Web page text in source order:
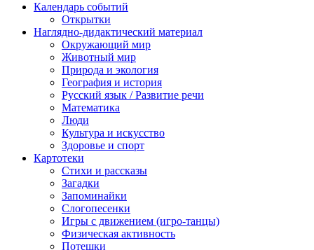
Календарь событий
Открытки
Наглядно-дидактический материал
Окружающий мир
Животный мир
Природа и экология
География и история
Русский язык / Развитие речи
Математика
Люди
Культура и искусство
Здоровье и спорт
Картотеки
Стихи и рассказы
Загадки
Запоминайки
Слогопесенки
Игры с движением (игро-танцы)
Физическая активность
Потешки